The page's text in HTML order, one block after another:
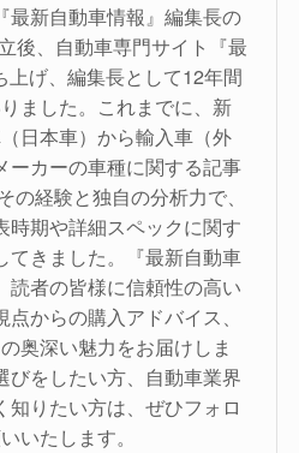
最新自動車情報』編集長の
後、自動車専門サイト『最
上げ、編集長として12年間
ました。これまでに、新
日本車）から輸入車（外
ーカーの車種に関する記事
の経験と独自の分析力で、
時期や詳細スペックに関す
てきました。『最新自動車
読者の皆様に信頼性の高い
からの購入アドバイス、
奥深い魅力をお届けしま
びをしたい方、自動車業界
りたい方は、ぜひフォロ
いたします。